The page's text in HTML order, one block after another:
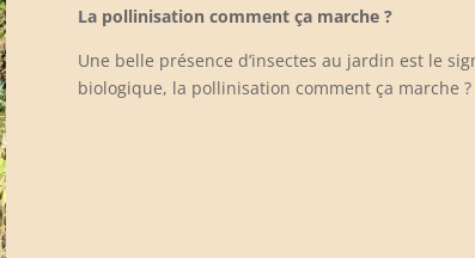
La pollinisation comment ça marche ?
Une belle présence d’insectes au jardin est le
biologique, la pollinisation comment ça marche ?